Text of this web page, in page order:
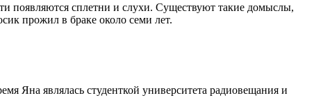
появляются сплетни и слухи. Существуют такие домыслы,
прожил в браке около семи лет.
Яна являлась студенткой университета радиовещания и